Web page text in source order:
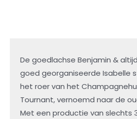
De goedlachse Benjamin &
goed georganiseerde Isabelle
het roer van het
Tournant, vernoemd naar de
Met een productie van slechts